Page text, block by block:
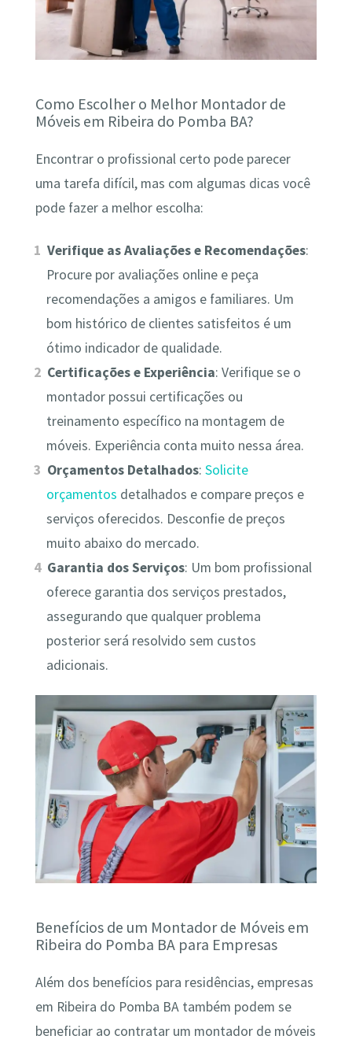
Como Escolher o Melhor Montador de
Móveis em Ribeira do Pomba BA?
Encontrar o profissional certo pode parecer
uma tarefa difícil, mas com algumas dicas você
pode fazer a melhor escolha:
Verifique as Avaliações e Recomendações:
Procure por avaliações online e peça
recomendações a amigos e familiares. Um
bom histórico de clientes satisfeitos é um
ótimo indicador de qualidade.
Certificações e Experiência: Verifique se o
montador possui certificações ou
treinamento específico na montagem de
móveis. Experiência conta muito nessa área.
Orçamentos Detalhados:Solicite
orçamentos detalhados e compare preços e
serviços oferecidos. Desconfie de preços
muito abaixo do mercado.
Garantia dos Serviços: Um bom profissional
oferece garantia dos serviços prestados,
assegurando que qualquer problema
posterior será resolvido sem custos
adicionais.
Benefícios de um Montador de Móveis em
Ribeira do Pomba BA para Empresas
Além dos benefícios para residências, empresas
em Ribeira do Pomba BA também podem se
beneficiar ao contratar um montador de móveis